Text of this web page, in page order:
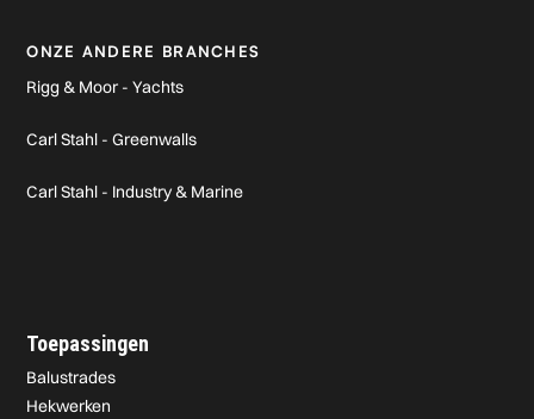
ONZE ANDERE BRANCHES
Rigg & Moor - Yachts
Carl Stahl - Greenwalls
Carl Stahl - Industry & Marine
Toepassingen
Balustrades
Hekwerken